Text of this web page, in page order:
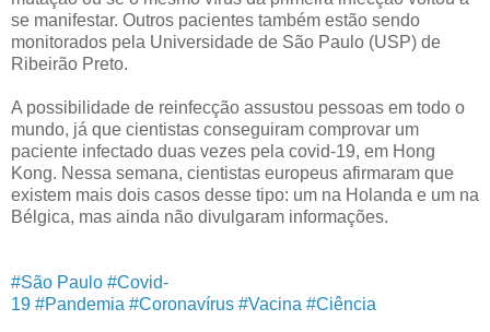
se manifestar. Outros pacientes também estão sendo
monitorados pela Universidade de São Paulo (USP) de
Ribeirão Preto.
A possibilidade de reinfecção assustou pessoas em todo o
mundo, já que cientistas conseguiram comprovar um
paciente infectado duas vezes pela covid-19, em Hong
Kong. Nessa semana, cientistas europeus afirmaram que
existem mais dois casos desse tipo: um na Holanda e um na
Bélgica, mas ainda não divulgaram informações.
#São Paulo #Covid-
19 #Pandemia #Coronavírus #Vacina #Ciência